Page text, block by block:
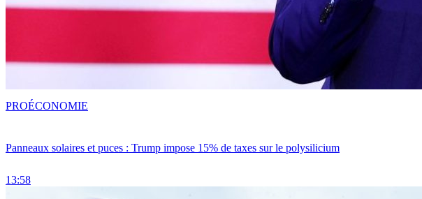
Panneaux solaires et puces : Trump impose 15% de taxes sur le polysilicium
13:58
PROÉCONOMIE